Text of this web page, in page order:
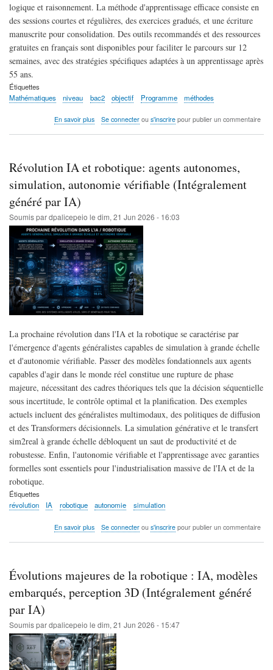
logique et raisonnement. La méthode d'apprentissage efficace consiste en
des sessions courtes et régulières, des exercices gradués, et une écriture
manuscrite pour consolidation. Des outils recommandés et des ressources
gratuites en français sont disponibles pour faciliter le parcours sur 12
semaines, avec des stratégies spécifiques adaptées à un apprentissage après
55 ans.
Étiquettes
Mathématiques
niveau bac2 objectif Programme méthodes
En savoir plussur
bac
2
ans:
feuille
de
route
pragmatique
(Généré
intégralement
par
IA)
Se connecterou s'inscrirepour publier un commentaire
Révolution IA et robotique: agents autonomes,
simulation, autonomie vérifiable (Intégralement
généré par IA)
Soumis pardpalicepeio le dim, 21 Jun 2026 - 16:03
La prochaine révolution dans l'IA et la robotique se caractérise par
l'émergence d'agents généralistes capables de simulation à grande échelle
et d'autonomie vérifiable. Passer des modèles fondationnels aux agents
capables d'agir dans le monde réel constitue une rupture de phase
majeure, nécessitant des cadres théoriques tels que la décision séquentielle
sous incertitude, le contrôle optimal et la planification. Des exemples
actuels incluent des généralistes multimodaux, des politiques de diffusion
et des Transformers décisionnels. La simulation générative et le transfert
sim2real à grande échelle débloquent un saut de productivité et de
robustesse. Enfin, l'autonomie vérifiable et l'apprentissage avec garanties
formelles sont essentiels pour l'industrialisation massive de l'IA et de la
robotique.
Étiquettes
révolution
IA robotique autonomie simulation
En savoir plussur
agents
autonomes,
simulation,
(Intégralement
généré
par
IA)
Se connecterou s'inscrirepour publier un commentaire
Évolutions majeures de la robotique : IA, modèles
embarqués, perception 3D (Intégralement généré
par IA)
Soumis pardpalicepeio le dim, 21 Jun 2026 - 15:47